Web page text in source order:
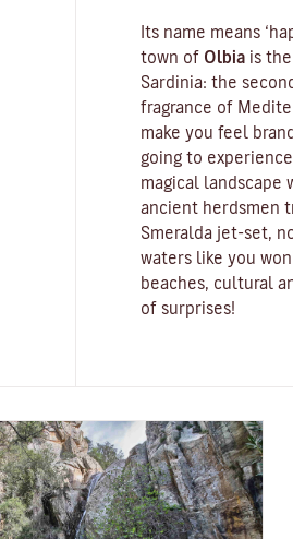
Its name means
town of Olbia is
Sardinia: the
fragrance of
make you feel
going to
magical landscape
ancient herdsmen
Smeralda jet-set,
waters like you
beaches, cultural
of surprises!